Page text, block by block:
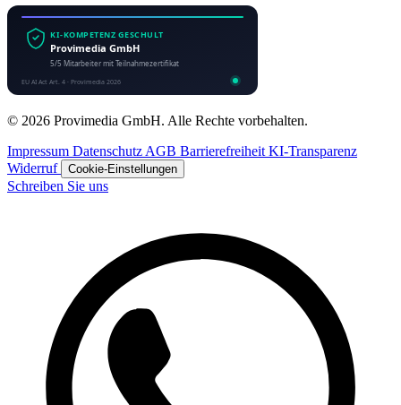
© 2026 Provimedia GmbH. Alle Rechte vorbehalten.
Impressum Datenschutz AGB Barrierefreiheit KI-Transparenz
Widerruf
Cookie-Einstellungen
Schreiben Sie uns